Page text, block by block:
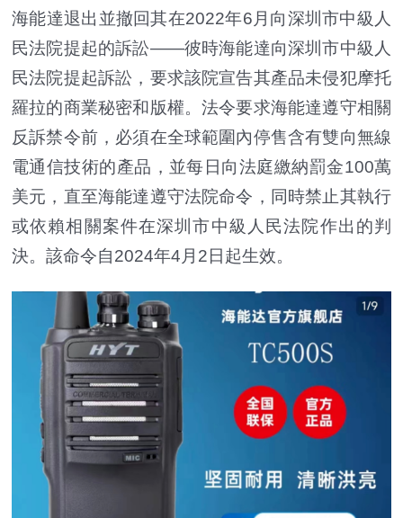
海能達退出並撤回其在2022年6月向深圳市中級人
民法院提起的訴訟——彼時海能達向深圳市中級人
民法院提起訴訟，要求該院宣告其產品未侵犯摩托
羅拉的商業秘密和版權。法令要求海能達遵守相關
反訴禁令前，必須在全球範圍內停售含有雙向無線
電通信技術的產品，並每日向法庭繳納罰金100萬
美元，直至海能達遵守法院命令，同時禁止其執行
或依賴相關案件在深圳市中級人民法院作出的判
決。該命令自2024年4月2日起生效。